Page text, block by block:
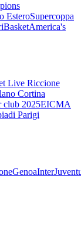
EsteroSupercoppa
BasketAmerica's
Live Riccione
Cortina
club 2025EICMA
Parigi
GenoaInter